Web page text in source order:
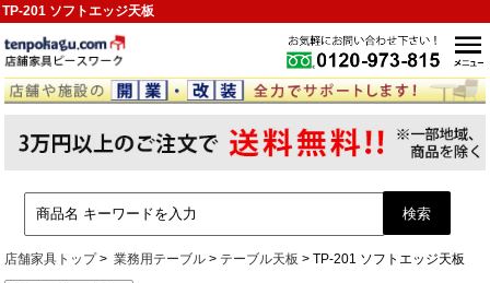
TP-201 ソフトエッジ天板
店舗家具トップ 業務用テーブル テーブル天板 TP-201 ソフトエッジ天板